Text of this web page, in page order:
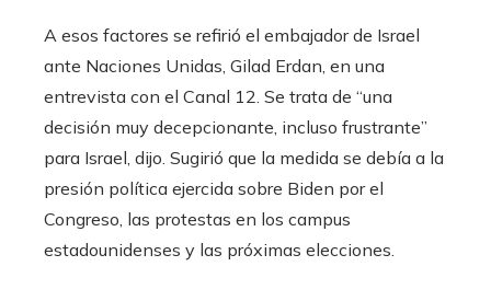
A esos factores se refirió el embajador de Israel
ante Naciones Unidas, Gilad Erdan, en una
entrevista con el Canal 12. Se trata de “una
decisión muy decepcionante, incluso frustrante”
para Israel, dijo. Sugirió que la medida se debía a la
presión política ejercida sobre Biden por el
Congreso, las protestas en los campus
estadounidenses y las próximas elecciones.